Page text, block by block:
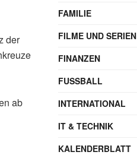
der
ab
FAMILIE
FILME UND SERIEN
FINANZEN
FUSSBALL
INTERNATIONAL
IT & TECHNIK
KALENDERBLATT